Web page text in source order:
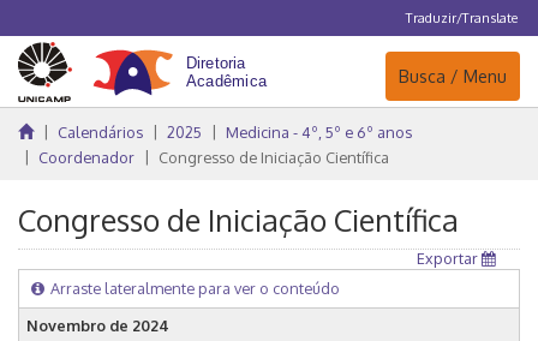
Traduzir/Translate
Navegação
Busca / Menu
Calendários 2025
Medicina - 4º, 5º e 6º anos
Coordenador
Congresso de Iniciação Científica
Congresso de Iniciação Científica
Exportar
Arraste lateralmente para ver o conteúdo
Novembro de 2024